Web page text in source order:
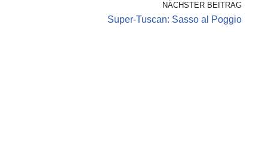
NÄCHSTER BEITRAG
Super-Tuscan: Sasso al Poggio